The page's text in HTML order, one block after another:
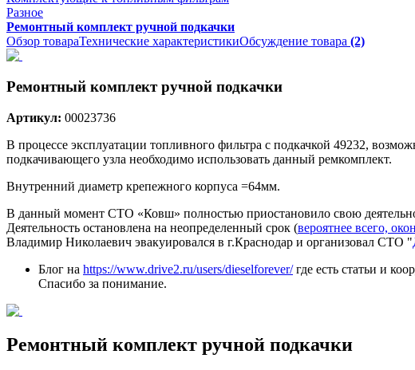
Разное
Ремонтный комплект ручной подкачки
Обзор товараТехнические характеристикиОбсуждение товара (2)
Ремонтный комплект ручной подкачки
Артикул: 00023736
В процессе эксплуатации топливного фильтра с подкачкой 49232,
подкачивающего узла необходимо использовать данный ремкомплект.
Внутренний диаметр крепежного корпуса =64мм.
В данный момент СТО «Ковш» полностью приостановило свою
Деятельность остановлена на неопределенный срок (вероятнее всего,
Владимир Николаевич эвакуировался в г.Краснодар и организовал СТО "
Блог на https://www.drive2.ru/users/dieselforever/где есть статьи и
Спасибо за понимание.
Ремонтный комплект ручной подкачки